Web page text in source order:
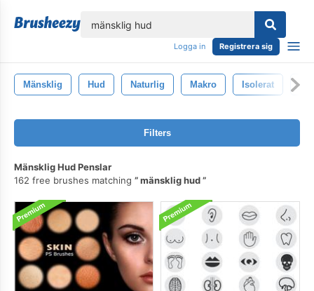
Logga in Registrera sig
Mänsklig Hud Naturlig Makro Isolerat
Filters
Mänsklig Hud Penslar
162 free brushes matching
mänsklig hud